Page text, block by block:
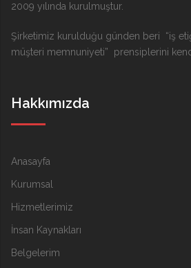
2009 yılında kurulmuştur.
Şirketimiz kurulduğu günden beri “iş
müşteri memnuniyeti” prensiplerini
Hakkımızda
Anasayfa
Kurumsal
Hizmetlerimiz
İnsan Kaynakları
Belgelerim